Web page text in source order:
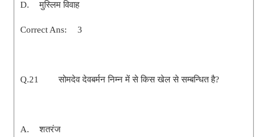
D. मुस्लिम विवाह
Correct Ans: 3
Q.21 सोमदेव देवबर्मन निम्न में से किस खेल से सम्बन्धित है?
A. शतरंज